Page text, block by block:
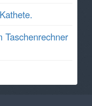
Taschenrechner